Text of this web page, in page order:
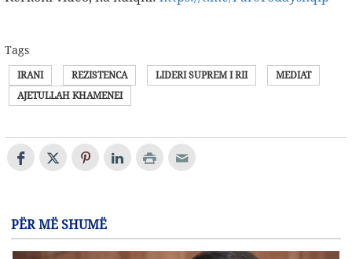
Tags
IRANI REZISTENCA LIDERI SUPREM I RII
MEDIAT
AJETULLAH KHAMENEI
PËR MË SHUMË